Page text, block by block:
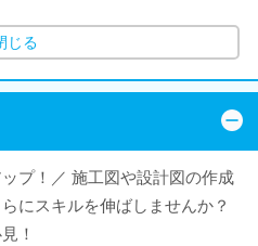
じる
プ！／ 施工図や設計図の作成
にスキルを伸ばしませんか？
！